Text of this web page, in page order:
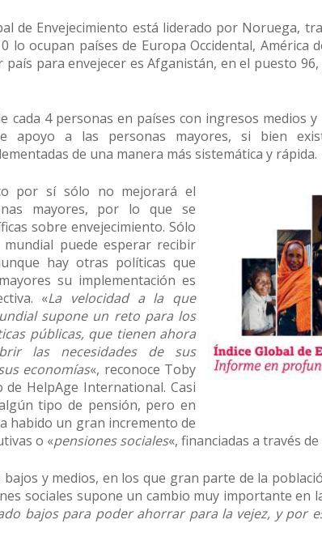
de Envejecimiento está liderado por Noruega,
lo ocupan países de Europa Occidental, América
país para envejecer es Afganistán, en el puesto
cada 4 personas en países con ingresos medios
apoyo a las personas mayores, si bien
de una manera más sistemática y rápida.
por sí sólo no mejorará el
mayores, por lo que se
sobre envejecimiento. Sólo
puede esperar recibir
hay otras políticas que
su implementación es
«La velocidad a la que
supone un reto para los
públicas, que tienen ahora
las necesidades de sus
economías«, reconoce Toby
HelpAge International. Casi
tipo de pensión, pero en
habido un gran incremento de
o «pensiones sociales«, financiadas a través
bajos y medios, en los que gran parte de la
sociales supone un cambio muy importante en
bajos para poder ahorrar para la vejez, y por